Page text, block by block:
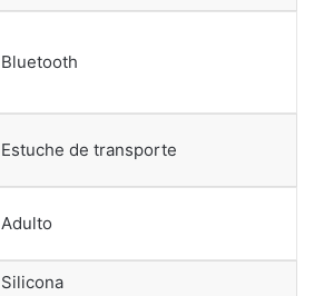
‎Bluetooth
‎Estuche de transporte
‎Adulto
‎Silicona